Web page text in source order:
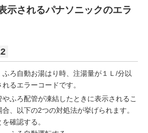
示されるパナソニックのエラ
ふろ自動お湯はり時、注湯量が１Ｌ/分以
るエラーコードです。
やふろ配管が凍結したときに表示されるこ
、以下の2つの対処法が挙げられます。
確認する。